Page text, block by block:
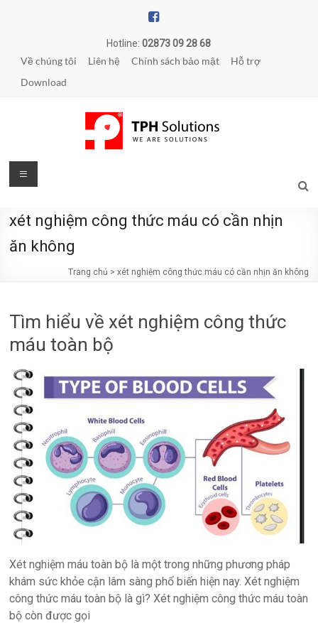
Hotline:02873 09 28 68
Về chúng tôi Liên hệ Chính sách bảo mật
Hỗ trợ
Download
TPH
WE
ARE
quản
lý
xét
nghiệm
TPH.LabIMS
Menu
xét nghiệm công thức máu có cần nhịn
ăn không
Trang chủ > xét nghiệm công thức máu có cần nhịn ăn không
Tìm hiểu về xét nghiệm công thức
máu toàn bộ
Xét nghiệm máu toàn bộ là một trong những phương pháp
khám sức khỏe cận lâm sàng phổ biến hiện nay. Xét nghiệm
công thức máu toàn bộ là gì? Xét nghiệm công thức máu toàn
bộ còn được gọi